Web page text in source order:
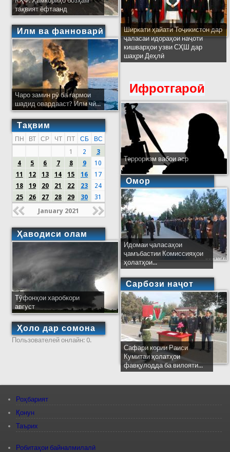
тақвият ёфтаанд
Илм ва фанноварӣ
Чаро замин рӯ ба гармои
шадид овардааст? Илм чӣ...
Тақвим
ПН ВТ СР ЧТ ПТ СБ
ВС
1
2
3
4
5 6 7 8 9
10
11
12 13 14 15 16
17
18
19 20 21 22 23
24
25
26 27 28 29 30 31
January 2021
Ҳаводиси олам
Тӯфонҳои харобкори
август
Ҳоло дар сомона
Пользователей онлайн: 0.
Ширкати ҳайати Тоҷикистон дар
ҷаласаи идораҳои наҷоти
кишварҳои узви СҲШ дар
шаҳри Деҳлӣ
Ифротгароӣ
Терроризм вабои аср
Омор
Идомаи ҷаласаҳои
ҷамъбастии Комиссияҳои
ҳолатҳои...
Сарбози наҷот
Сафари кории Раиси
Кумитаи ҳолатҳои
фавқулодда ба вилояти...
Роҳбарият
Қонун
Таърих
Робитаҳои байналмилалӣ